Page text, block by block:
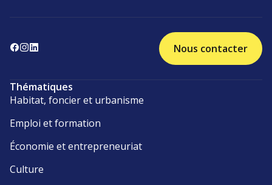
Nous contacter
Thématiques
Habitat, foncier et urbanisme
Emploi et formation
Économie et entrepreneuriat
Culture